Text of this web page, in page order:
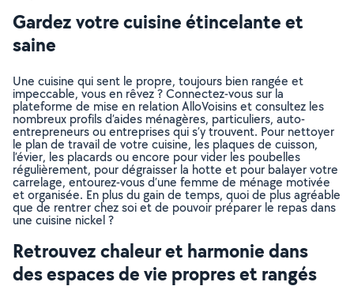
Gardez votre cuisine étincelante et
saine
Une cuisine qui sent le propre, toujours bien rangée et
impeccable, vous en rêvez ? Connectez-vous sur la
plateforme de mise en relation AlloVoisins et consultez les
nombreux profils d’aides ménagères, particuliers, auto-
entrepreneurs ou entreprises qui s’y trouvent. Pour nettoyer
le plan de travail de votre cuisine, les plaques de cuisson,
l’évier, les placards ou encore pour vider les poubelles
régulièrement, pour dégraisser la hotte et pour balayer votre
carrelage, entourez-vous d’une femme de ménage motivée
et organisée. En plus du gain de temps, quoi de plus agréable
que de rentrer chez soi et de pouvoir préparer le repas dans
une cuisine nickel ?
Retrouvez chaleur et harmonie dans
des espaces de vie propres et rangés